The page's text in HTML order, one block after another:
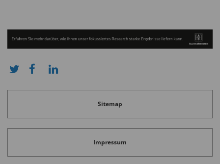
Erosion von Eintrittsbarrieren – Schwächt KI
durch Knappheit oder Informationsvorteile gestützt?
Potenzial für strukturellen Rückenwind – Stärkt KI die
Wirtschaftlichkeit der Branche durch Kosten, Nachfrage
oder Skalierung?
Eine Matrixanalyse fasst die wichtigsten
Risikopositionen, Anfälligkeiten und Chancen
Sitemap
Impressum